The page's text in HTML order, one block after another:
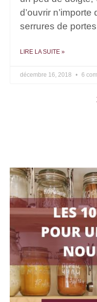
d’ouvrir
serrures de
LIRE LA SUITE »
décembre 16, 2018 6